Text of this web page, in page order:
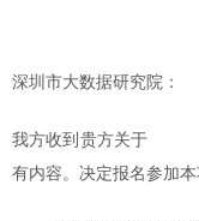
深圳市大数据研究院：
我方收到贵方关于
有内容。决定报名参加